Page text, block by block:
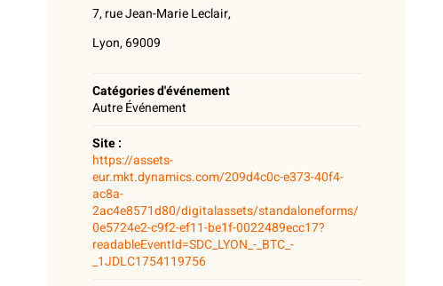
7, rue Jean-Marie Leclair,
Lyon, 69009
Catégories d'événement
Autre Événement
Site :
https://assets-
eur.mkt.dynamics.com/209d4c0c-e373-40f4-
ac8a-
2ac4e8571d80/digitalassets/standaloneforms/
0e5724e2-c9f2-ef11-be1f-0022489ecc17?
readableEventId=SDC_LYON_-_BTC_-
_1JDLC1754119756